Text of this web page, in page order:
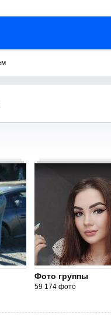
Фото группы
59 174 фото